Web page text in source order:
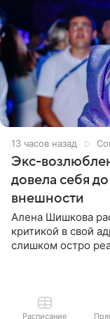
13 часов назад
Экс-
довела себя
внешности
Алена Шишкова
критикой в свой
слишком остро
Расписание